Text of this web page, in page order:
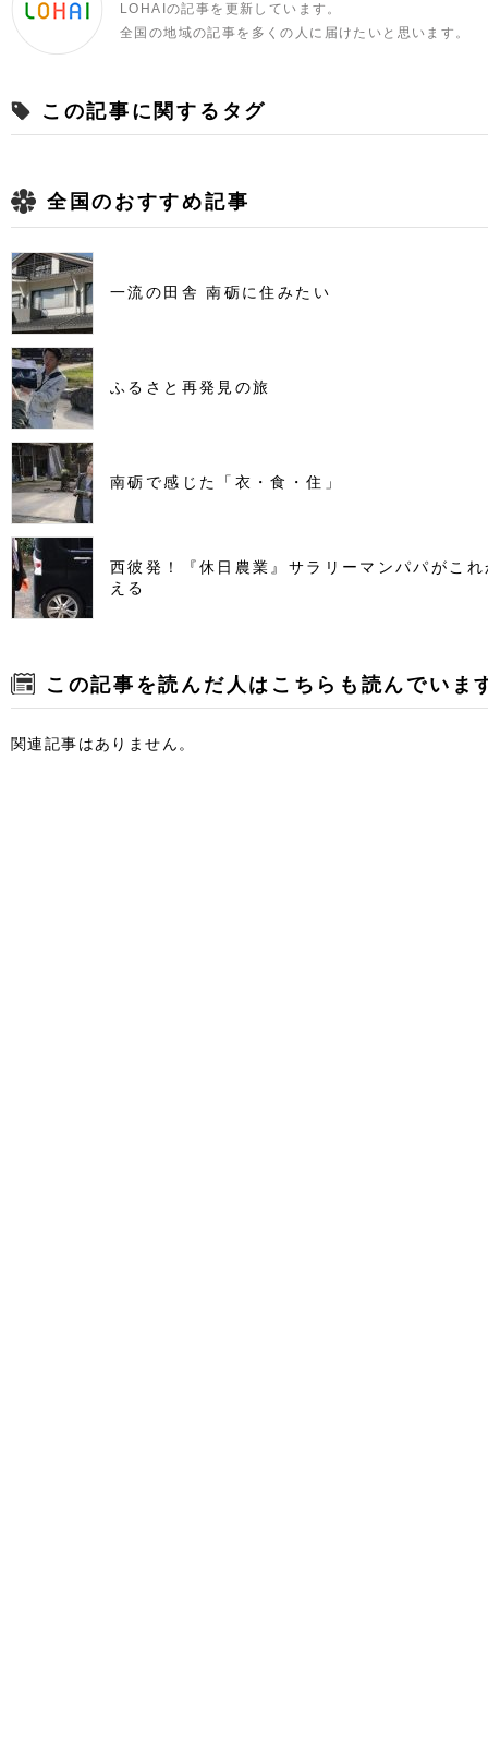
LOHAIの記事を更新しています。
全国の地域の記事を多くの人に届けたいと思います。
この記事に関するタグ
全国のおすすめ記事
一流の田舎 南砺に住みたい
ふるさと再発見の旅
南砺で感じた「衣・食・住」
西彼発！『休日農業』サラリーマンパパがこ
える
この記事を読んだ人はこちらも読んでいま
関連記事はありません。